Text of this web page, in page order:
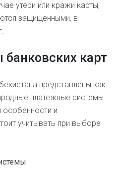
утери или кражи карты,
защищенными, в
карт
представлены как
платежные системы.
особенности и
учитывать при выборе